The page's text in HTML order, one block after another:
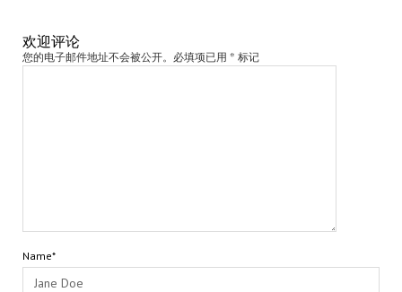
欢迎评论
您的电子邮件地址不会被公开。必填项已用 * 标记
Name*